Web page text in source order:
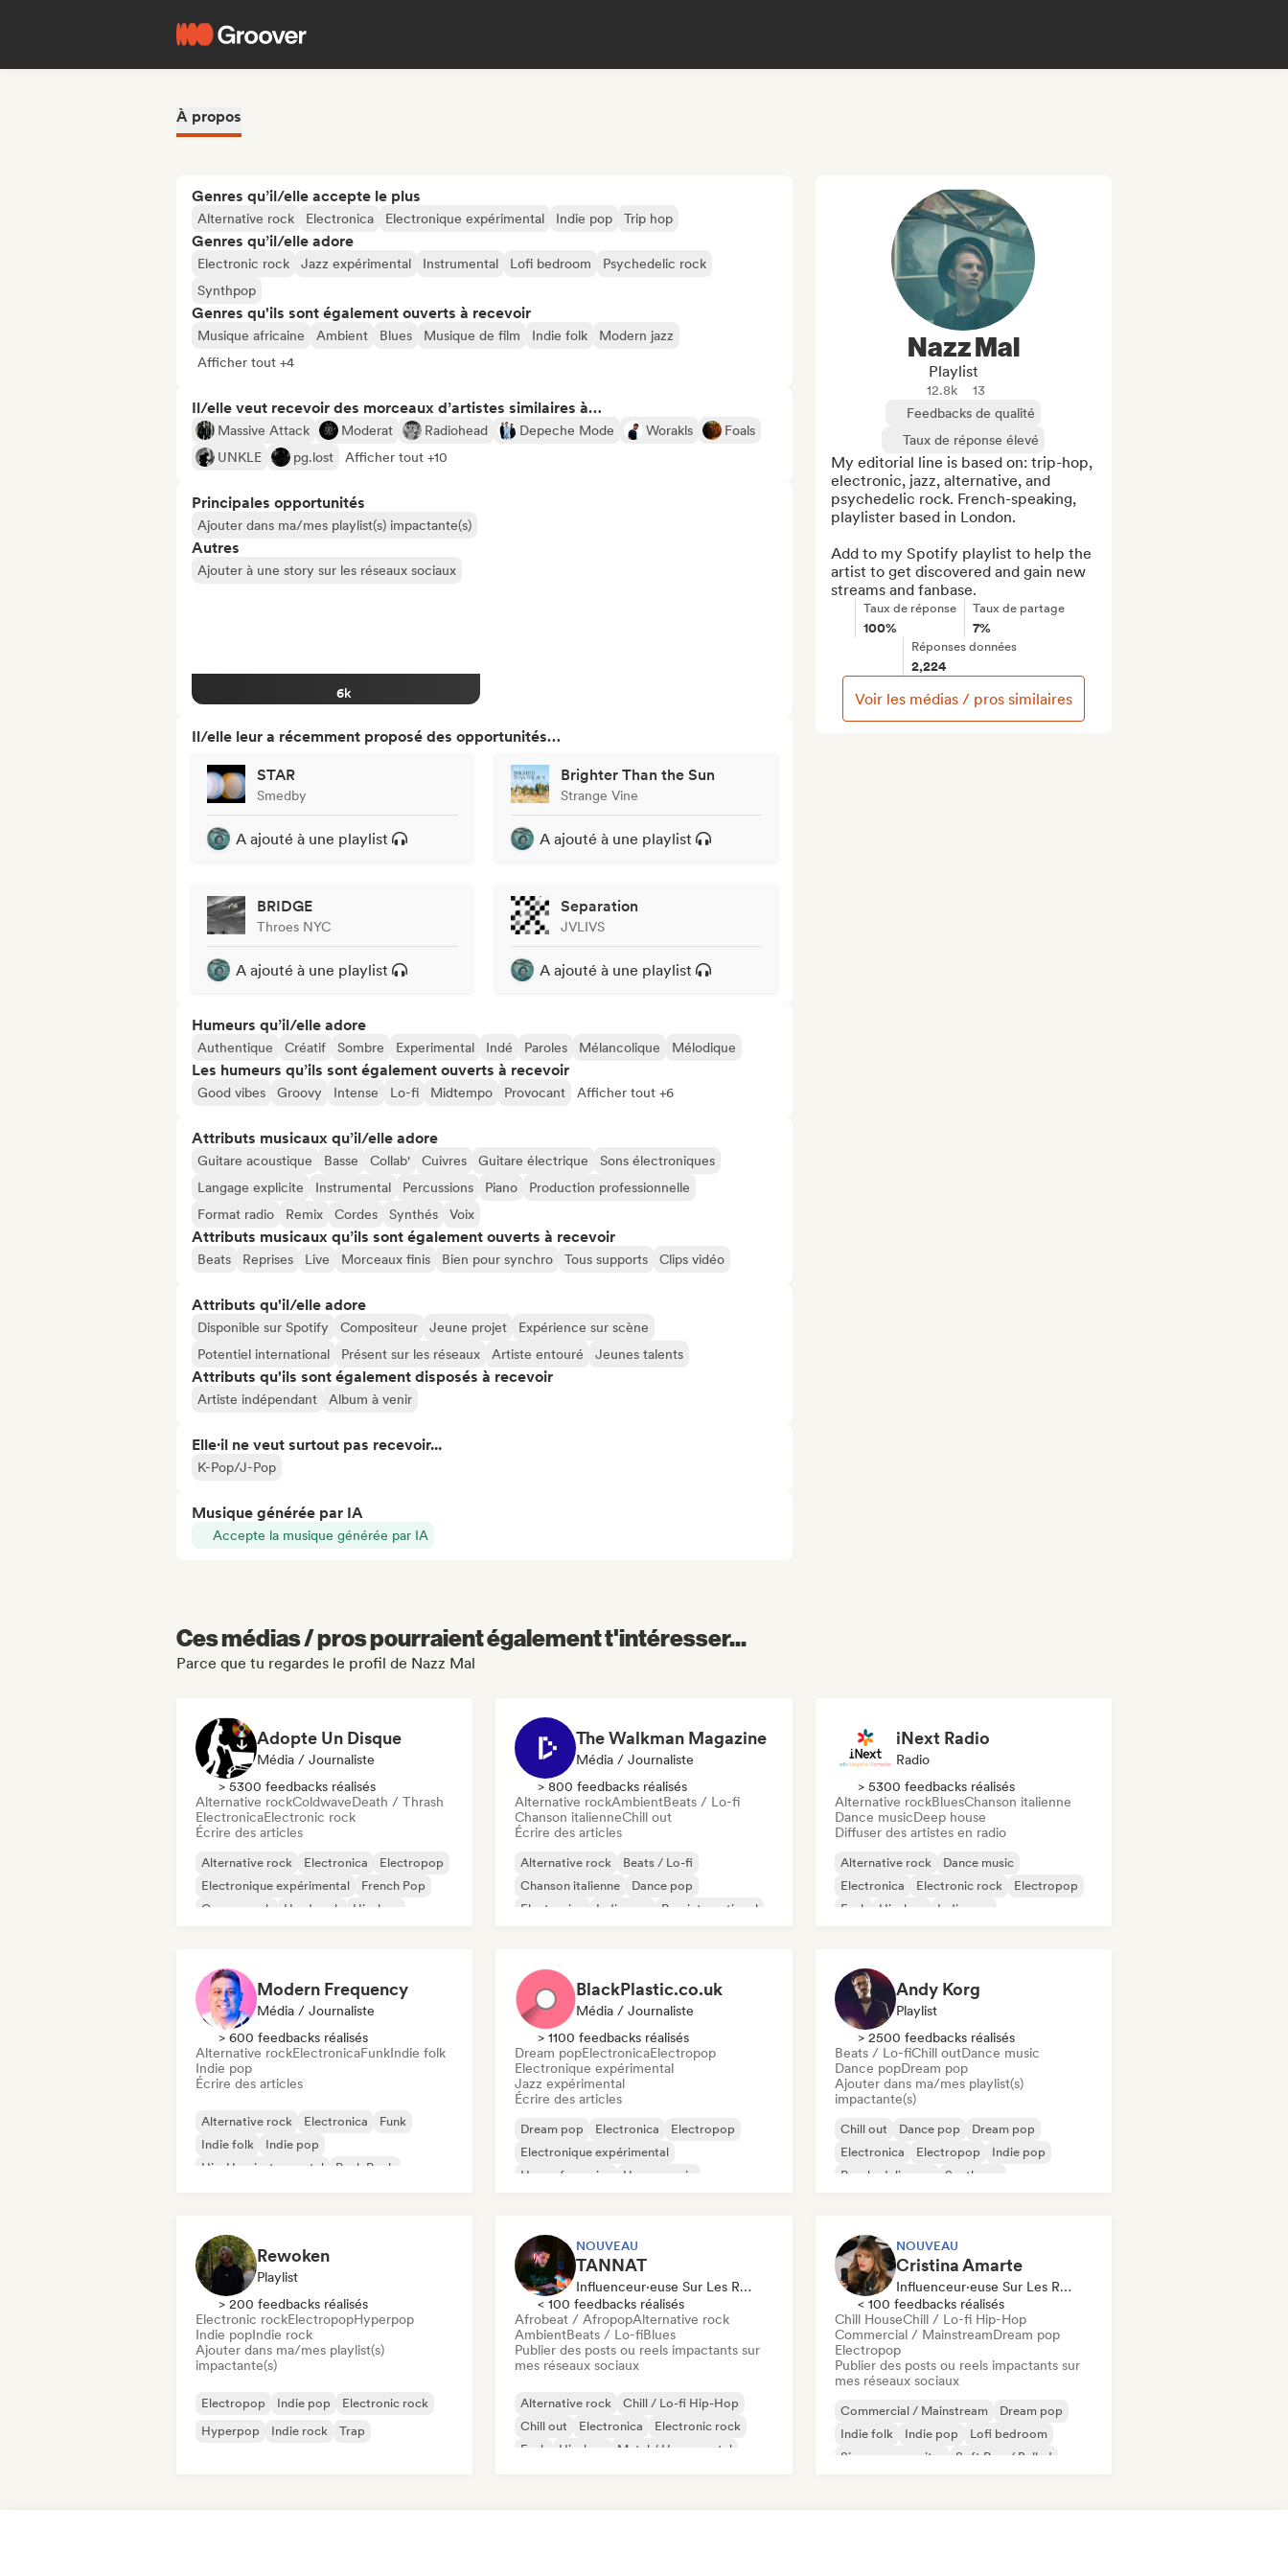
À propos
Genres qu’il/elle accepte le plus
Alternative rock Electronica Electronique expérimental Indie pop Trip hop
Genres qu’il/elle adore
Electronic rock Jazz expérimental Instrumental Lofi bedroom
Psychedelic rock
Synthpop
Genres qu'ils sont également ouverts à recevoir
Musique africaine Ambient Blues Musique de film Indie folk
Modern jazz
Afficher tout +4
Il/elle veut recevoir des morceaux d’artistes similaires à…
Massive Attack Moderat Radiohead Depeche Mode Worakls
Foals
UNKLE
pg.lost Afficher tout +10
Principales opportunités
Ajouter dans ma/mes playlist(s) impactante(s)
Autres
Ajouter à une story sur les réseaux sociaux
6k
Il/elle leur a récemment proposé des opportunités…
STAR
Smedby
A ajouté à une playlist
Brighter Than the Sun
Strange Vine
A ajouté à une playlist
BRIDGE
Throes NYC
A ajouté à une playlist
Separation
JVLIVS
A ajouté à une playlist
Humeurs qu’il/elle adore
Authentique Créatif Sombre Experimental Indé Paroles Mélancolique Mélodique
Les humeurs qu’ils sont également ouverts à recevoir
Good vibes Groovy Intense Lo-fi Midtempo Provocant Afficher tout +6
Attributs musicaux qu’il/elle adore
Guitare acoustique Basse Collab' Cuivres Guitare électrique
Sons électroniques
Langage explicite
Instrumental Percussions Piano
Production professionnelle
Format radio
Remix Cordes Synthés Voix
Attributs musicaux qu’ils sont également ouverts à recevoir
Beats Reprises Live Morceaux finis Bien pour synchro Tous supports Clips vidéo
Attributs qu'il/elle adore
Disponible sur Spotify Compositeur Jeune projet
Expérience sur scène
Potentiel international
Présent sur les réseaux Artiste entouré Jeunes talents
Attributs qu'ils sont également disposés à recevoir
Artiste indépendant Album à venir
Elle·il ne veut surtout pas recevoir...
K-Pop/J-Pop
Musique générée par IA
Accepte la musique générée par IA
Nazz Mal
Playlist
12.8k
13
Feedbacks de qualité
Taux de réponse élevé
My editorial line is based on: trip-hop,
electronic, jazz, alternative, and
psychedelic rock. French-speaking,
playlister based in London.
Add to my Spotify playlist to help the
artist to get discovered and gain new
streams and fanbase.
Taux de réponse
100%
Taux de partage
7%
Réponses données
2,224
Voir les médias / pros similaires
Ces médias / pros pourraient également t'intéresser...
Parce que tu regardes le profil de Nazz Mal
Adopte Un Disque
Média / Journaliste
> 5300 feedbacks réalisés
Alternative rockColdwaveDeath / Thrash
ElectronicaElectronic rock
Écrire des articles
Alternative rock Electronica
Electropop
Electronique expérimental
French Pop
Garage rock
Hard rock Hip-hop
The Walkman Magazine
Média / Journaliste
> 800 feedbacks réalisés
Alternative rockAmbientBeats / Lo-fi
Chanson italienneChill out
Écrire des articles
Alternative rock
Beats / Lo-fi
Chanson italienne
Dance pop
Electronica
Indie pop
Pop international
iNext Radio
Radio
> 5300 feedbacks réalisés
Alternative rockBluesChanson italienne
Dance musicDeep house
Diffuser des artistes en radio
Alternative rock
Dance music
Electronica
Electronic rock
Electropop
Funk
Hip-hop Indie pop
Modern Frequency
Média / Journaliste
> 600 feedbacks réalisés
Alternative rockElectronicaFunkIndie folk
Indie pop
Écrire des articles
Alternative rock Electronica
Funk
Indie folk
Indie pop
Hip-Hop instrumental
Punk Rock
BlackPlastic.co.uk
Média / Journaliste
> 1100 feedbacks réalisés
Dream popElectronicaElectropop
Electronique expérimental
Jazz expérimental
Écrire des articles
Dream pop Electronica
Electropop
Electronique expérimental
House française
House music
Andy Korg
Playlist
> 2500 feedbacks réalisés
Beats / Lo-fiChill outDance music
Dance popDream pop
Ajouter dans ma/mes playlist(s)
impactante(s)
Chill out Dance pop
Dream pop
Electronica
Electropop
Indie pop
Psychedelic pop
Synthpop
Rewoken
Playlist
> 200 feedbacks réalisés
Electronic rockElectropopHyperpop
Indie popIndie rock
Ajouter dans ma/mes playlist(s)
impactante(s)
Electropop Indie pop
Electronic rock
Hyperpop
Indie rock Trap
NOUVEAU
TANNAT
Influenceur·euse Sur Les Réseaux Sociaux
< 100 feedbacks réalisés
Afrobeat / AfropopAlternative rock
AmbientBeats / Lo-fiBlues
Publier des posts ou reels impactants sur
mes réseaux sociaux
Alternative rock
Chill / Lo-fi Hip-Hop
Chill out
Electronica
Electronic rock
Funk
Hip-hop Metal / Heavy metal
NOUVEAU
Cristina Amarte
Influenceur·euse Sur Les Réseaux Sociaux
< 100 feedbacks réalisés
Chill HouseChill / Lo-fi Hip-Hop
Commercial / MainstreamDream pop
Electropop
Publier des posts ou reels impactants sur
mes réseaux sociaux
Commercial / Mainstream
Dream pop
Indie folk
Indie pop
Lofi bedroom
Singer-songwriter
Soft Pop / Ballad